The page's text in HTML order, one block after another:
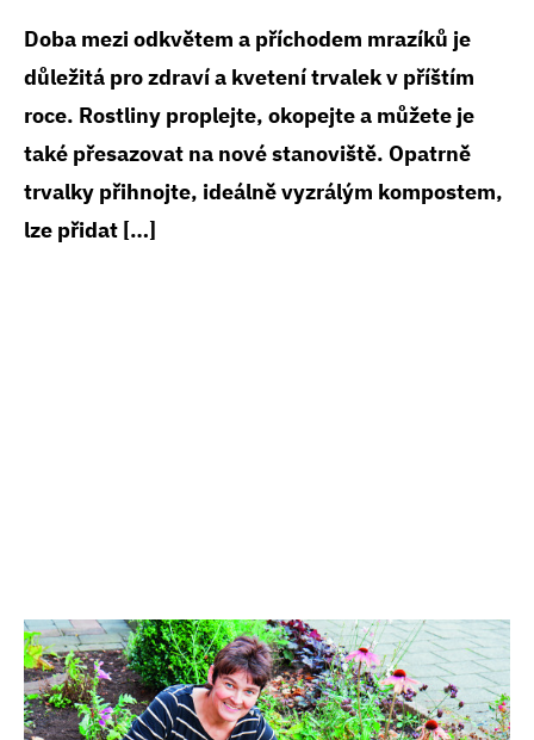
Doba mezi odkvětem a příchodem mrazíků je
důležitá pro zdraví a kvetení trvalek v příštím
roce. Rostliny proplejte, okopejte a můžete je
také přesazovat na nové stanoviště. Opatrně
trvalky přihnojte, ideálně vyzrálým kompostem,
lze přidat […]